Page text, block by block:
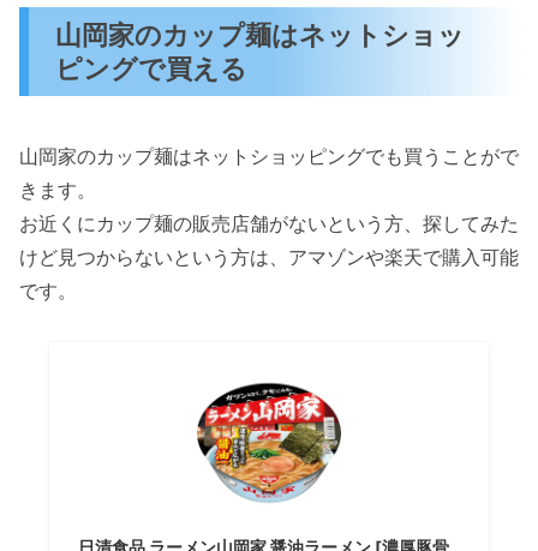
山岡家のカップ麺はネットショッ
ピングで買える
山岡家のカップ麺はネットショッピングでも買うことがで
きます。
お近くにカップ麺の販売店舗がないという方、探してみた
けど見つからないという方は、アマゾンや楽天で購入可能
です。
日清食品 ラーメン山岡家 醤油ラーメン [濃厚豚骨